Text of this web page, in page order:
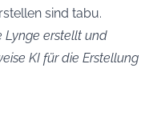
sind tabu.
Lynge erstellt und
KI für die Erstellung